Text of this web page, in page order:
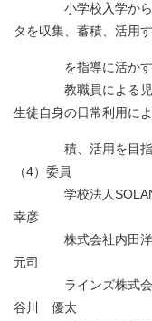
小学校入学から中
タを収集、蓄積、活用
を指導に活かす
教職員による児童
生徒自身の日常利用に
積、活用を目指
（4）委員
学校法人
幸彦
株式会社内田洋行
元司
ラインズ株
谷川 優太